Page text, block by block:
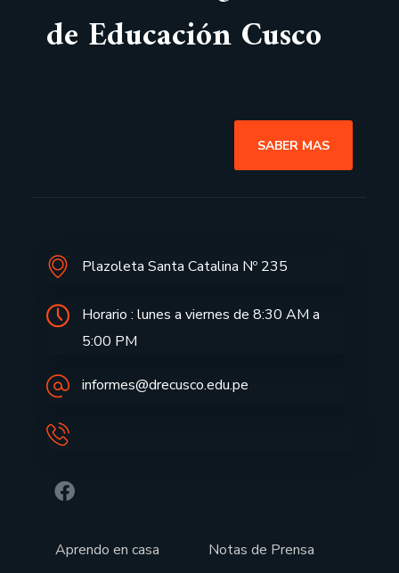
de Educación Cusco
SABER MAS
Plazoleta Santa Catalina Nº 235
Horario : lunes a viernes de 8:30 AM a
5:00 PM
informes@drecusco.edu.pe
Aprendo en casa
Notas de Prensa